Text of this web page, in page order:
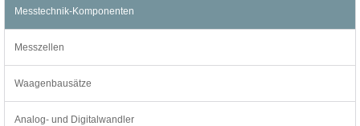
Messtechnik-Komponenten
Messzellen
Waagenbausätze
Analog- und Digitalwandler